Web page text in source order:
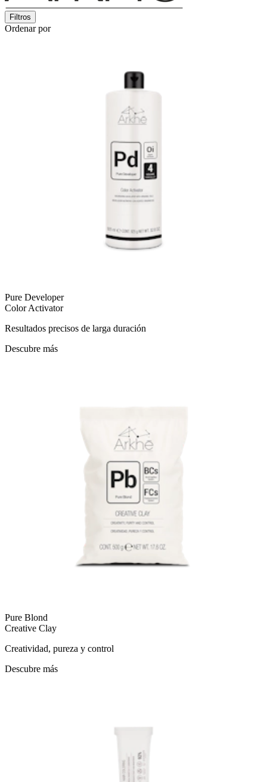
Filtros
Ordenar por
Pure Developer
Color Activator
Resultados precisos de larga duración
Descubre más
Pure Blond
Creative Clay
Creatividad, pureza y control
Descubre más